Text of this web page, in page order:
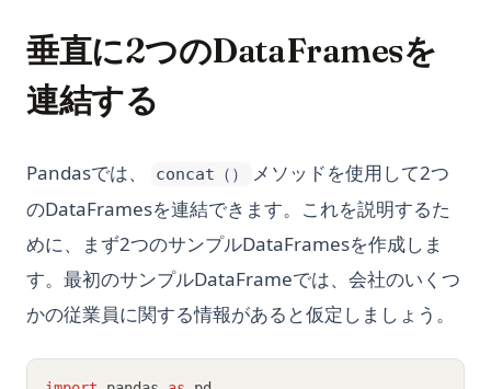
垂直に2つのDataFramesを
連結する
Pandasでは、 concat（）
メソッドを使用して2つ
のDataFramesを連結できます。これを説明するた
めに、まず2つのサンプルDataFramesを作成しま
す。最初のサンプルDataFrameでは、会社のいくつ
かの従業員に関する情報があると仮定しましょう。